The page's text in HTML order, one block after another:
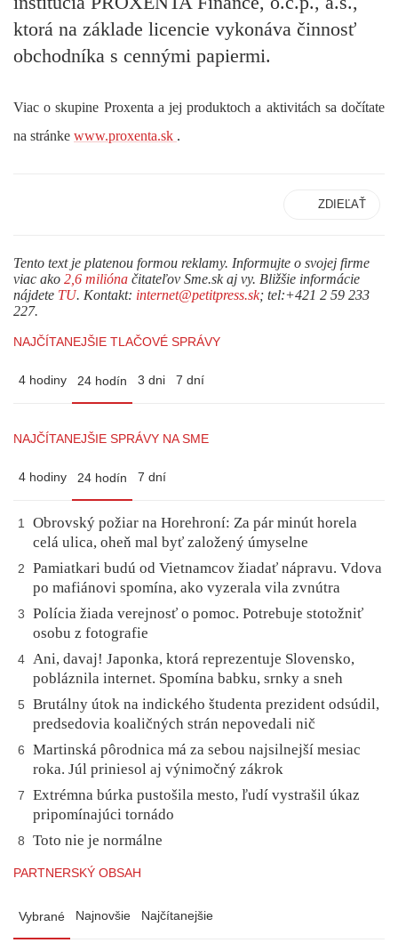
ktorá na základe licencie vykonáva činnosť
obchodníka s cennými papiermi.
Viac o skupine Proxenta a jej produktoch a aktivitách sa dočítate
na stránke www.proxenta.sk .
ZDIEĽAŤ
Tento text je platenou formou reklamy. Informujte o svojej firme
viac ako 2,6 milióna čitateľov Sme.sk aj vy. Bližšie informácie
nájdete TU. Kontakt: internet@petitpress.sk; tel:+421 2 59 233
227.
NAJČÍTANEJŠIE TLAČOVÉ SPRÁVY
4 hodiny 24 hodín 3 dni 7 dní
NAJČÍTANEJŠIE SPRÁVY NA SME
4 hodiny 24 hodín 7 dní
1
Obrovský požiar na Horehroní: Za pár minút horela
celá ulica, oheň mal byť založený úmyselne
2
Pamiatkari budú od Vietnamcov žiadať nápravu. Vdova
po mafiánovi spomína, ako vyzerala vila zvnútra
3
Polícia žiada verejnosť o pomoc. Potrebuje stotožniť
osobu z fotografie
4
Ani, davaj! Japonka, ktorá reprezentuje Slovensko,
pobláznila internet. Spomína babku, srnky a sneh
5
Brutálny útok na indického študenta prezident odsúdil,
predsedovia koaličných strán nepovedali nič
6
Martinská pôrodnica má za sebou najsilnejší mesiac
roka. Júl priniesol aj výnimočný zákrok
7
Extrémna búrka pustošila mesto, ľudí vystrašil úkaz
pripomínajúci tornádo
8 Toto nie je normálne
PARTNERSKÝ OBSAH
Vybrané Najnovšie Najčítanejšie